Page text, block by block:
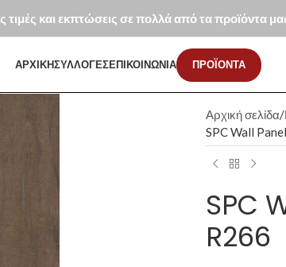
τιμές και εκπτώσεις σε πολλά από τα προϊόντα
ΑΡΧΙΚΗΣΥΛΛΟΓΕΣΕΠΙΚΟΙΝΩΝΙΑ ΠΡΟΪΟΝΤΑ
Αρχική σελίδα
SPC Wall
SPC
R266